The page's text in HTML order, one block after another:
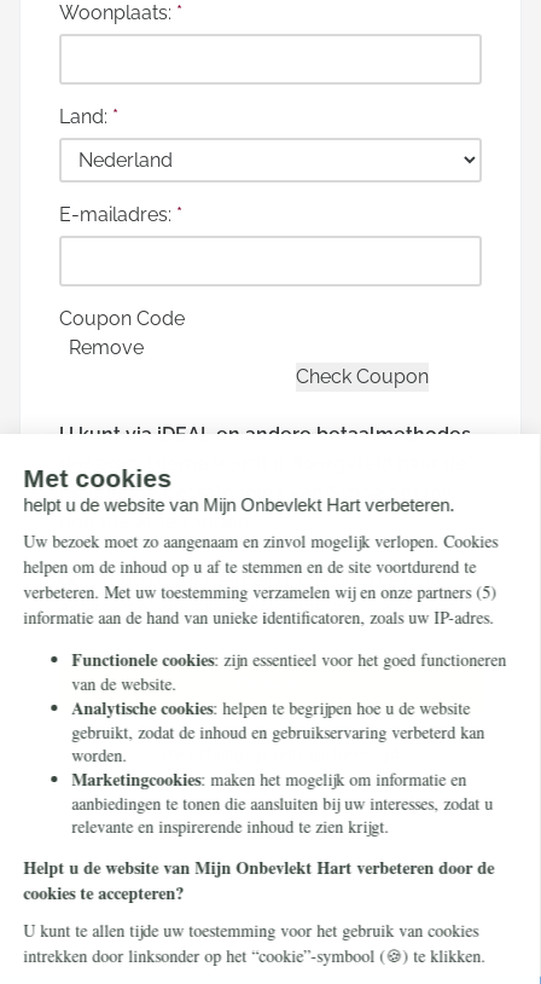
Woonplaats: *
Land: *
E-mailadres: *
Coupon Code
Remove
U kunt via iDEAL en andere betaalmethodes
doneren. Hierna wordt u doorgeleid naar de
beveiligde betaalpagina van Stripe om uw
donatie af te ronden.
Houd mij per e-mail op de hoogte over
acties van Mijn Onbevlekt Hart zal triomferen
Mijn Onbevlekt Hart zal triomferen is een project van Stichting
Civitas Christiana - een stichting zonder winstoogmerk die in
2014 in Heilig Landstichting werd opgericht. Door te doneren
gebruiken voor dit project of een ander project in
overeenstemming met onze statutaire doelen.